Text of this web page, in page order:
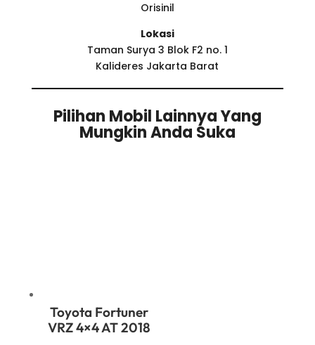
Orisinil
Lokasi
Taman Surya 3 Blok F2 no. 1
Kalideres Jakarta Barat
Pilihan Mobil Lainnya Yang
Mungkin Anda Suka
Toyota Fortuner
VRZ 4×4 AT 2018